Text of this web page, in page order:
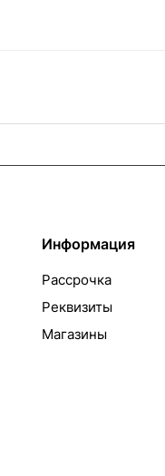
Информация
Рассрочка
Реквизиты
Магазины